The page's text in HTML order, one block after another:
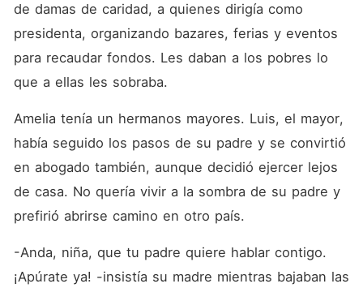
de damas de caridad, a quienes dirigía como
presidenta, organizando bazares, ferias y eventos
para recaudar fondos. Les daban a los pobres lo
que a ellas les sobraba.
Amelia tenía un hermanos mayores. Luis, el mayor,
había seguido los pasos de su padre y se convirtió
en abogado también, aunque decidió ejercer lejos
de casa. No quería vivir a la sombra de su padre y
prefirió abrirse camino en otro país.
-Anda, niña, que tu padre quiere hablar contigo.
¡Apúrate ya! -insistía su madre mientras bajaban las